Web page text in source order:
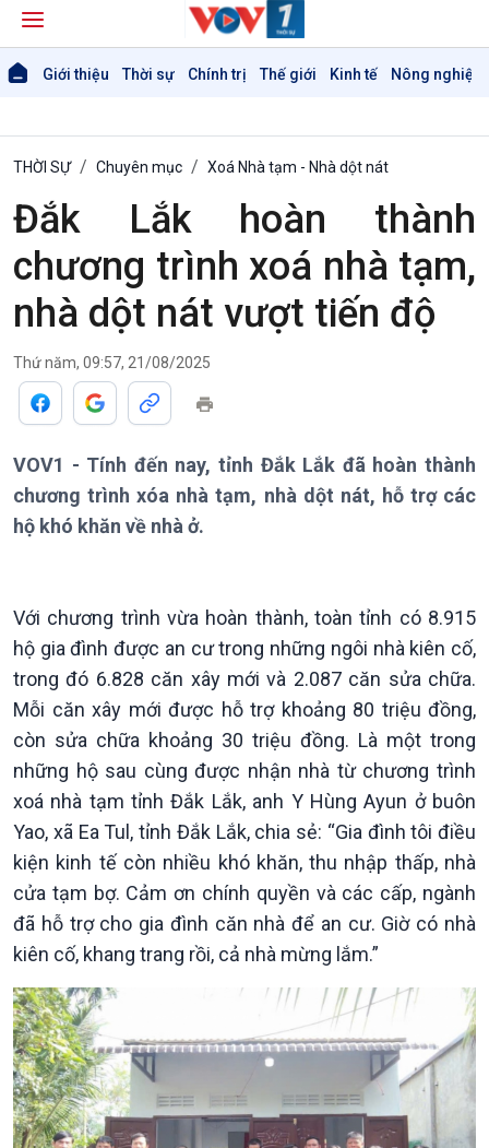
Giới thiệu Thời sự Chính trị Thế giới Kinh tế Nông nghiệp
Giới thiệu
Thời sự 12h
Thời sự 18h
Thời sự 21h30
Chính trị
Tin Chính trị
Chính phủ với người dân
Quốc hội với cử tri
Xây dựng đảng
Đảng trong cuộc sống
Nhận diện sự thật
Thế giới
Tin thế giới
Vấn đề quốc tế
Hồ sơ sự kiện quốc tế
Thế giới & Việt Nam
Biên cương - Một dải vững
bền
THỜI SỰ Chuyên mục Xoá Nhà tạm - Nhà dột nát
Đắk Lắk hoàn thành
chương trình xoá nhà tạm,
nhà dột nát vượt tiến độ
Thứ năm, 09:57, 21/08/2025
VOV1 - Tính đến nay, tỉnh Đắk Lắk đã hoàn thành
chương trình xóa nhà tạm, nhà dột nát, hỗ trợ các
hộ khó khăn về nhà ở.
Với chương trình vừa hoàn thành, toàn tỉnh có 8.915
hộ gia đình được an cư trong những ngôi nhà kiên cố,
trong đó 6.828 căn xây mới và 2.087 căn sửa chữa.
Mỗi căn xây mới được hỗ trợ khoảng 80 triệu đồng,
còn sửa chữa khoảng 30 triệu đồng. Là một trong
những hộ sau cùng được nhận nhà từ chương trình
xoá nhà tạm tỉnh Đắk Lắk, anh Y Hùng Ayun ở buôn
Yao, xã Ea Tul, tỉnh Đắk Lắk, chia sẻ: “Gia đình tôi điều
kiện kinh tế còn nhiều khó khăn, thu nhập thấp, nhà
cửa tạm bợ. Cảm ơn chính quyền và các cấp, ngành
đã hỗ trợ cho gia đình căn nhà để an cư. Giờ có nhà
kiên cố, khang trang rồi, cả nhà mừng lắm.”